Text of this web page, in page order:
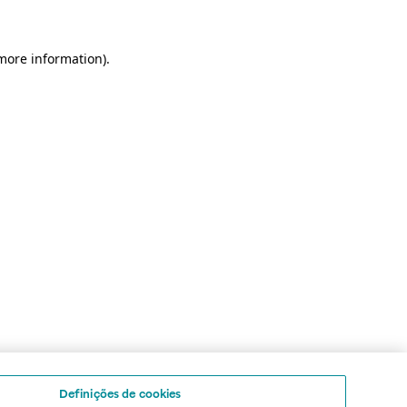
information).
Definições de cookies